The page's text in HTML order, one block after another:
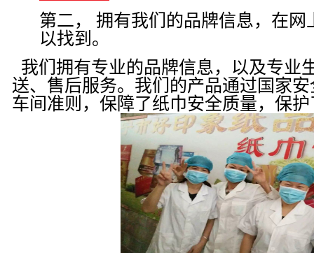
第二， 拥有我们的品牌信息，在网
以找到。
我们拥有专业的品牌信息，以及专业
送、售后服务。我们的产品通过国家
车间准则，保障了纸巾安全质量，保